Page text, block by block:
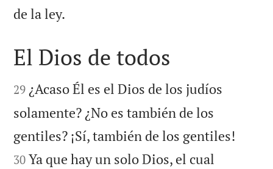
de la ley.

El Dios de todos

29 ¿Acaso Él es el Dios de los judíos
solamente? ¿No es también de los
gentiles? ¡Sí, también de los gentiles!
30 Ya que hay un solo Dios, el cual